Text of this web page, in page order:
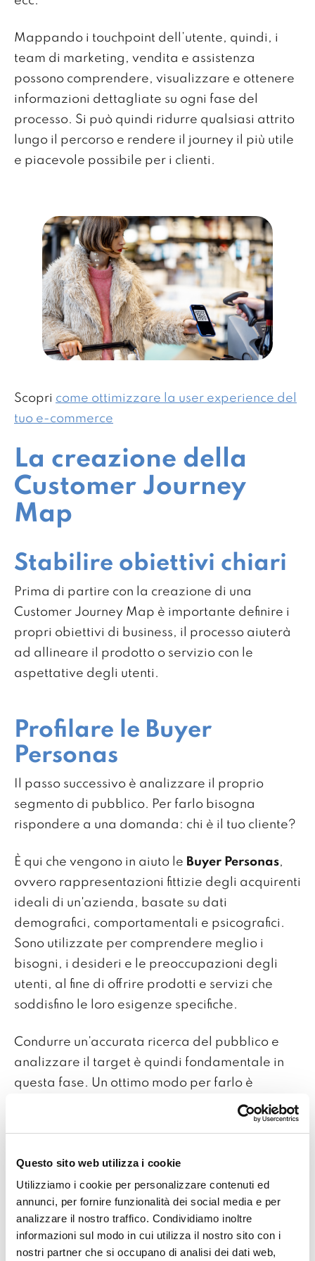
Questo sito web utilizza i cookie
Utilizziamo i cookie per personalizzare contenuti ed
annunci, per fornire funzionalità dei social media e per
analizzare il nostro traffico. Condividiamo inoltre
informazioni sul modo in cui utilizza il nostro sito con i
nostri partner che si occupano di analisi dei dati web,
Mappando i touchpoint dell’utente, quindi, i
team di marketing, vendita e assistenza
possono comprendere, visualizzare e ottenere
informazioni dettagliate su ogni fase del
processo. Si può quindi ridurre qualsiasi attrito
lungo il percorso e rendere il journey il più utile
e piacevole possibile per i clienti.
Scopri come ottimizzare la user experience del
tuo e-commerce
La creazione della
Customer Journey
Map
Stabilire obiettivi chiari
Prima di partire con la creazione di una
Customer Journey Map è importante definire i
propri obiettivi di business, il processo aiuterà
ad allineare il prodotto o servizio con le
aspettative degli utenti.
Profilare le Buyer
Personas
Il passo successivo è analizzare il proprio
segmento di pubblico. Per farlo bisogna
rispondere a una domanda: chi è il tuo cliente?
È qui che vengono in aiuto le Buyer Personas,
ovvero rappresentazioni fittizie degli acquirenti
ideali di un'azienda, basate su dati
demografici, comportamentali e psicografici.
Sono utilizzate per comprendere meglio i
bisogni, i desideri e le preoccupazioni degli
utenti, al fine di offrire prodotti e servizi che
soddisfino le loro esigenze specifiche.
Condurre un’accurata ricerca del pubblico e
analizzare il target è quindi fondamentale in
questa fase. Un ottimo modo per farlo è
richiedere feedback attraverso questionari,
caratteristiche, interessi e motivazioni.
Conosci e analizza i comportamenti della tua
audience grazie aiWeb Analytics